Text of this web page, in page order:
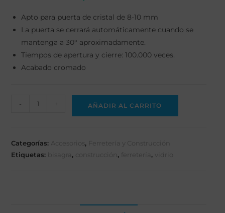
Apto para puerta de cristal de 8-10 mm
La puerta se cerrará automáticamente cuando se
mantenga a 30° aproximadamente.
Tiempos de apertura y cierre: 100.000 veces.
Acabado cromado
- + AÑADIR AL CARRITO
Categorías: Accesorios ,
Ferretería y Construcción
Etiquetas: bisagra, construcción , ferretería, vidrio